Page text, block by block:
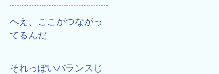
へえ、ここがつながっ
てるんだ
それっぽいバランスじ